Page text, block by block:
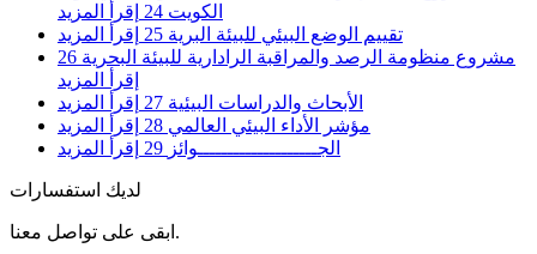
الكويت 24 إقرأ المزيد
تقييم الوضع البيئي للبيئة البرية 25 إقرأ المزيد
مشروع منظومة الرصد والمراقبة الرادارية للبيئة البحرية 26
إقرأ المزيد
الأبحاث والدراسات البيئية 27 إقرأ المزيد
مؤشر الأداء البيئي العالمي 28 إقرأ المزيد
الجــــــــــــــــــــوائز 29 إقرأ المزيد
لديك استفسارات
ابقى على تواصل معنا.